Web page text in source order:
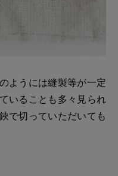
ようには縫製等が一定
いることも多々見られ
で切っていただいても